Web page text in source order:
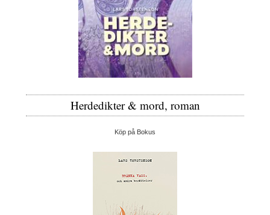
Herdedikter & mord, roman
Köp på Bokus